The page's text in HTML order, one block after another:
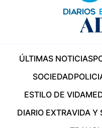
ÚLTIMAS NOTICIAS
SOCIEDAD
ESTILO DE VIDA
DIARIO EXTRAVIDA Y